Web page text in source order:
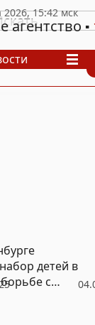
агентство
детей в
с